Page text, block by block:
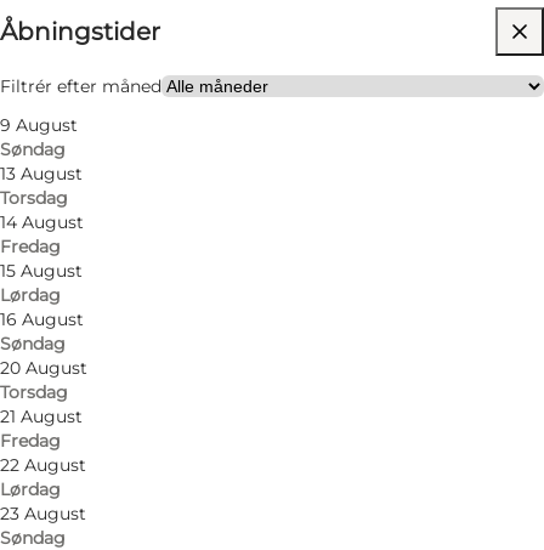
Åbningstider
Filtrér efter måned
9 August
Søndag
13 August
Torsdag
14 August
Fredag
15 August
Lørdag
16 August
Søndag
20 August
Torsdag
21 August
Fredag
22 August
Lørdag
23 August
Søndag
Besøg hjemmeside
Venner, Min partner, Mig selv, Min virksomhed,